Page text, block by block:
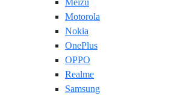
Meizu
Motorola
Nokia
OnePlus
OPPO
Realme
Samsung